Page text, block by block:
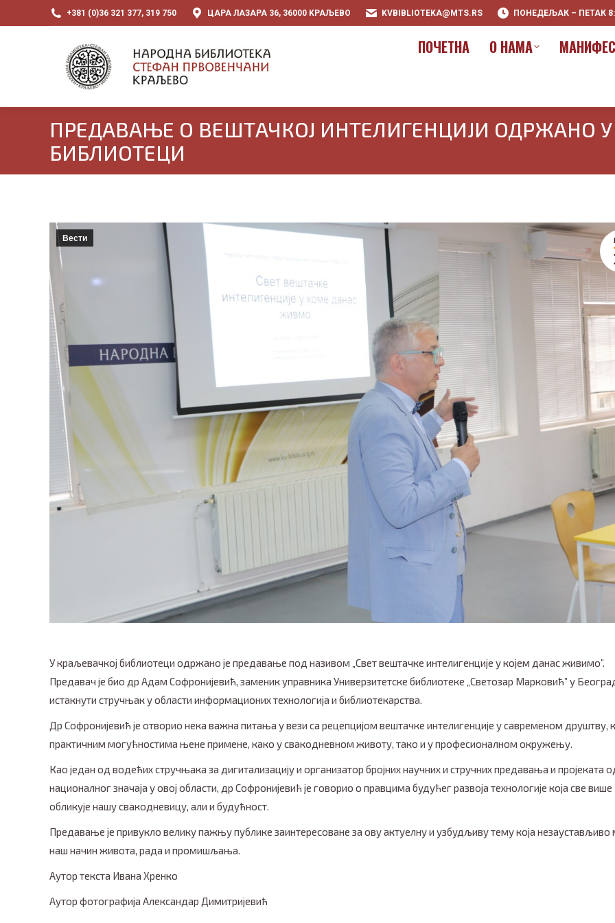
+381 (0)36 321 377, 319 750 ЦАРА ЛАЗАРА 36, 36000 KРАЉЕВО KVBIBLIOTEKA@MTS.RS ПОНЕДЕЉАК – ПЕТАК
ПOЧЕТНА О НАМА
ПРЕДАВАЊЕ О ВЕШТАЧКОЈ ИНТЕЛИГЕНЦИЈИ ОДРЖАНО
БИБЛИОТЕЦИ
Вести
У краљевачкој библиотеци одржано је предавање под називом „Свет вештачке интелигенције у којем данас живимо”.
Предавач је био др Адам Софронијевић, заменик управника Универзитетске библиотеке „Светозар Марковић” у
истакнути стручњак у области информационих технологија и библиотекарства.
Др Софронијевић је отворио нека важна питања у вези са рецепцијом вештачке интелигенције у савременом друштву,
практичним могућностима њене примене, како у свакодневном животу, тако и у професионалном окружењу.
Као један од водећих стручњака за дигитализацију и организатор бројних научних и стручних предавања и пројеката
националног значаја у овој области, др Софронијевић је говорио о правцима будућег развоја технологије која све више
обликује нашу свакодневицу, али и будућност.
Предавање је привукло велику пажњу публике заинтересоване за ову актуелну и узбудљиву тему која
наш начин живота, рада и промишљања.
Аутор текста Ивана Хренко
Аутор фотографија Александар Димитријевић
ПOЧЕТНА О НАМА